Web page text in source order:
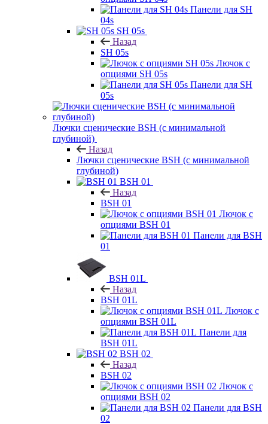
Панели для SH
04s
SH 05s
Назад
SH 05s
Лючок с
опциями SH 05s
Панели для SH
05s
Лючки сценические BSH (с минимальной
глубиной)
Назад
Лючки сценические BSH (с минимальной
глубиной)
BSH 01
Назад
BSH 01
Лючок с
опциями BSH 01
Панели для BSH
01
BSH 01L
Назад
BSH 01L
Лючок с
опциями BSH 01L
Панели для
BSH 01L
BSH 02
Назад
BSH 02
Лючок с
опциями BSH 02
Панели для BSH
02